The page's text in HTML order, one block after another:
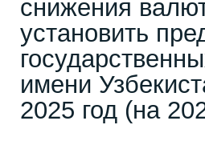
снижения
установить
имени
2025 год (на